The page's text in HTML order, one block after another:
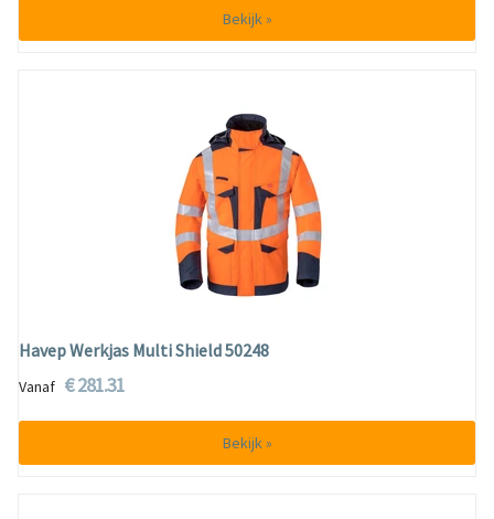
Bekijk »
Havep Werkjas Multi Shield 50248
Vanaf € 281.31
Bekijk »